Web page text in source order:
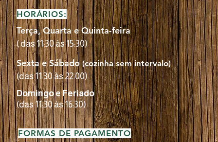
HORÁRIOS:
Terça, Quarta e Quinta-feira
(d as 11:30 às 15:30)
Sexta e Sábado(cozinha sem intervalo)
(das 11:30 às 22:00)
Domingo e Feriado
(das 11:30 às 16:30)
FORMAS DE PAGAMENTO